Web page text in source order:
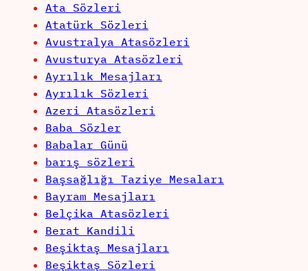
Ata Sözleri
Atatürk Sözleri
Avustralya Atasözleri
Avusturya Atasözleri
Ayrılık Mesajları
Ayrılık Sözleri
Azeri Atasözleri
Baba Sözler
Babalar Günü
barış sözleri
Başsağlığı Taziye Mesaları
Bayram Mesajları
Belçika Atasözleri
Berat Kandili
Beşiktaş Mesajları
Beşiktaş Sözleri